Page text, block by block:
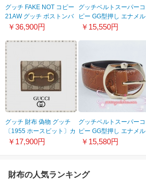
グッチ FAKE NOT コピー
21AW グッチ ボストンバ
ッグ 新作 グッチxディズ
5479532GCBG
￥36,900円
グッチベルトスーパーコ
ピー GG型押し エナメル
ゴールド金具 牛革gu-38
￥15,550円
グッチ 財布 偽物 グッチ
〔1955 ホースビット〕カ
ードケース ウォレット
￥17,900円
グッチベルトスーパーコ
ピー GG型押し エナメル
ゴールド金具 牛革 gu-77
￥15,580円
財布の人気ランキング